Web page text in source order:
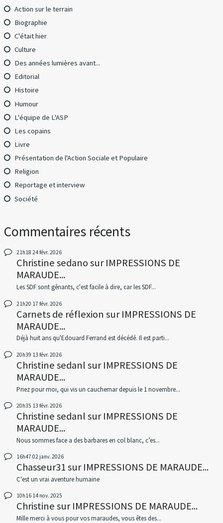
Action sur le terrain
Biographie
C'était hier
Culture
Des années lumières avant...
Editorial
Histoire
Humour
L'équipe de L'ASP
Les copains
Livre
Présentation de l'Action Sociale et Populaire
Religion
Reportage et interview
Société
Commentaires récents
21h18 24févr. 2026
Christine sedanosurIMPRESSIONS DE
MARAUDE...
Les SDF sont gênants, c'est facile à dire, car les SDF...
21h20 17 févr. 2026
Carnets de réflexion surIMPRESSIONS DE
MARAUDE...
Déjà huit ans qu'Edouard Ferrand est décédé. Il est parti...
20h39 13 févr. 2026
Christine sedanlsurIMPRESSIONS DE
MARAUDE...
Priez pour moi, qui vis un cauchemar depuis le 1 novembre...
20h35 13 févr. 2026
Christine sedanlsurIMPRESSIONS DE
MARAUDE...
Nous sommes face a des barbares en col blanc, c’es...
16h47 02 janv. 2026
Chasseur31surIMPRESSIONS DE MARAUDE...
C'est un vrai aventure humaine
10h16 14 nov. 2025
ChristinesurIMPRESSIONS DE MARAUDE...
Mille merci à vous pour vos maraudes, vous êtes des...